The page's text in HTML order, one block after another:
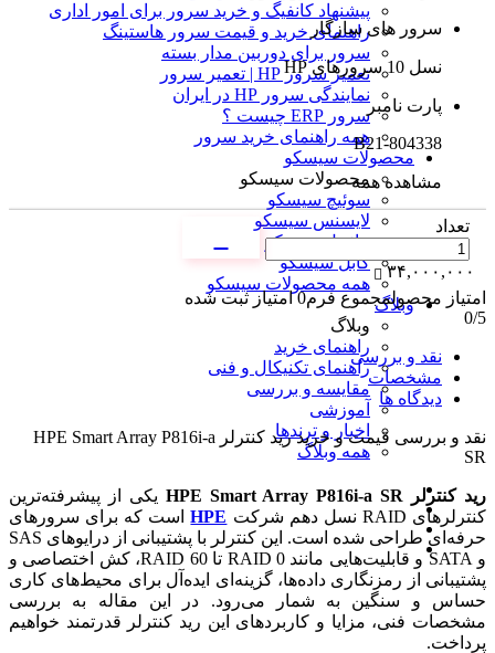
پیشنهاد کانفیگ و خرید سرور برای امور اداری
راهنمای خرید و قیمت سرور هاستینگ
سرور برای دوربین مدار بسته
تعمیر سرور HP | تعمیر سرور
نمایندگی سرور HP در ایران
سرور ERP چیست ؟
همه راهنمای خرید سرور
محصولات سیسکو
محصولات سیسکو
سوئیچ سیسکو
لایسنس سیسکو
ماژول سیسکو
کابل سیسکو
همه محصولات سیسکو
وبلاگ
وبلاگ
راهنمای خرید
راهنمای تکنیکال و فنی
مقایسه و بررسی
آموزشی
اخبار و ترندها
همه وبلاگ
سرور های سازگار
نسل 10 سرورهای HP
پارت نامبر
804338-B21
مشاهده همه
تعداد
۳۴,۰۰۰,۰۰۰
امتیاز محصولمجموع فرم0امتیاز ثبت شده
0/5
نقد و بررسی
مشخصات
دیدگاه ها
نقد و بررسی
قیمت و خرید رید کنترلر HPE Smart Array P816i-a
SR
رید کنترلر HPE Smart Array P816i-a SR
یکی از پیشرفته‌ترین
کنترلرهای RAID نسل دهم شرکت
HPEاست که برای سرورهای
حرفه‌ای طراحی شده است. این کنترلر با پشتیبانی از درایوهای SAS
و SATA و قابلیت‌هایی مانند RAID 0 تا RAID 60، کش اختصاصی و
پشتیبانی از رمزنگاری داده‌ها، گزینه‌ای ایده‌آل برای محیط‌های کاری
حساس و سنگین به شمار می‌رود. در این مقاله به بررسی
مشخصات فنی، مزایا و کاربردهای این رید کنترلر قدرتمند خواهیم
پرداخت.